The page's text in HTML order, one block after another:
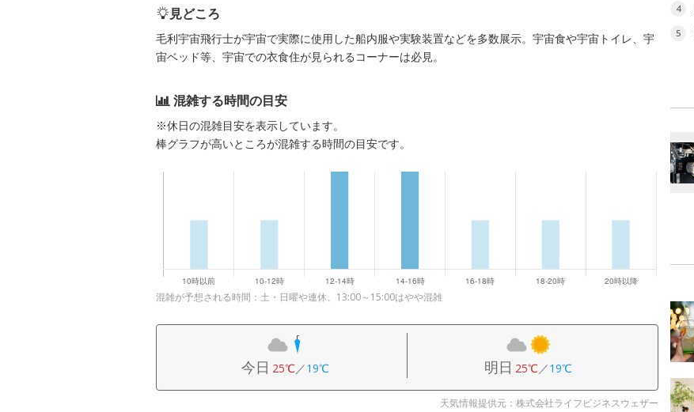
見どころ
毛利宇宙飛行士が宇宙で実際に使用した船内服や実験装置などを多数展示。宇宙食や宇宙トイレ、宇
宙ベッド等、宇宙での衣食住が見られるコーナーは必見。
混雑する時間の目安
※休日の混雑目安を表示しています。
棒グラフが高いところが混雑する時間の目安です。
混雑が予想される時間：土・日曜や連休、13:00～15:00はやや混雑
今日 25℃／19℃ 明日 25℃／19℃
天気情報提供元：株式会社ライフビジネスウェザー
4
5